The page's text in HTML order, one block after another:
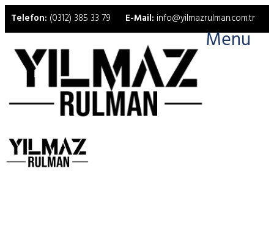
Telefon: (0312) 385 33 79 E-Mail: info@yilmazrulman.com.tr
Menu